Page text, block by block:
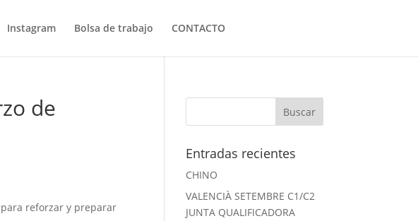
Instagram Bolsa de trabajo CONTACTO
de
reforzar y preparar
Entradas recientes
CHINO
VALENCIÀ SETEMBRE C1/C2
JUNTA QUALIFICADORA